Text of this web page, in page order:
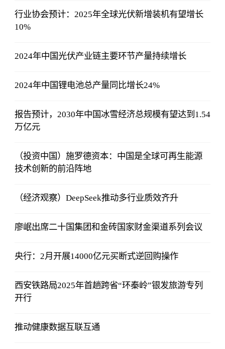
行业协会预计：2025年全球光伏新增装机有望增长
10%
2024年中国光伏产业链主要环节产量持续增长
2024年中国锂电池总产量同比增长24%
报告预计，2030年中国冰雪经济总规模有望达到1.54
万亿元
（投资中国）施罗德资本：中国是全球可再生能源
技术创新的前沿阵地
（经济观察）DeepSeek推动多行业质效齐升
廖岷出席二十国集团和金砖国家财金渠道系列会议
央行：2月开展14000亿元买断式逆回购操作
西安铁路局2025年首趟跨省“环秦岭”银发旅游专列
开行
推动健康数据互联互通